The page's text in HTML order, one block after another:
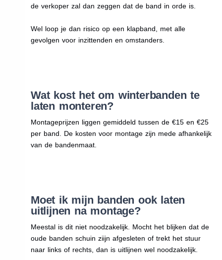
de verkoper zal dan zeggen dat de band in orde is.
Wel loop je dan risico op een klapband, met alle
gevolgen voor inzittenden en omstanders.
Wat kost het om winterbanden te
laten monteren?
Montageprijzen liggen gemiddeld tussen de €15 en €25
per band. De kosten voor montage zijn mede afhankelijk
van de bandenmaat.
Moet ik mijn banden ook laten
uitlijnen na montage?
Meestal is dit niet noodzakelijk. Mocht het blijken dat de
oude banden schuin ziijn afgesleten of trekt het stuur
naar links of rechts, dan is uitlijnen wel noodzakelijk.